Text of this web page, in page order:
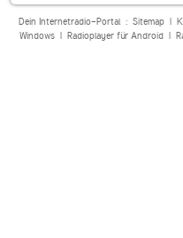
Dein Internetradio-Portal : Sitemap|
Windows| Radioplayer für Android|